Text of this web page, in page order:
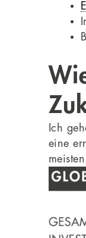
Ich
eine